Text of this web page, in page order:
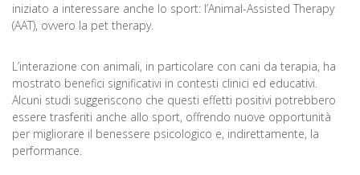
iniziato a interessare anche lo sport: l’Animal-Assisted Therapy
(AAT), ovvero la pet therapy.
L’interazione con animali, in particolare con cani da terapia, ha
mostrato benefici significativi in contesti clinici ed educativi.
Alcuni studi suggeriscono che questi effetti positivi potrebbero
essere trasferiti anche allo sport, offrendo nuove opportunità
per migliorare il benessere psicologico e, indirettamente, la
performance.